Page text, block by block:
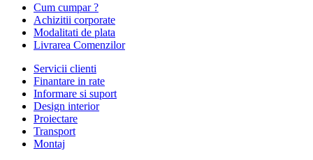
Cum cumpar ?
Achizitii corporate
Modalitati de plata
Livrarea Comenzilor
Servicii clienti
Finantare in rate
Informare si suport
Design interior
Proiectare
Transport
Montaj